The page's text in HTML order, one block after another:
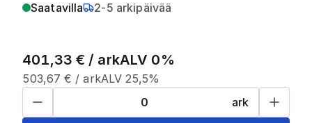
Saatavilla 2-5 arkipäivää
401,33 € / arkALV 0%
503,67 € /arkALV 25,5%
ark